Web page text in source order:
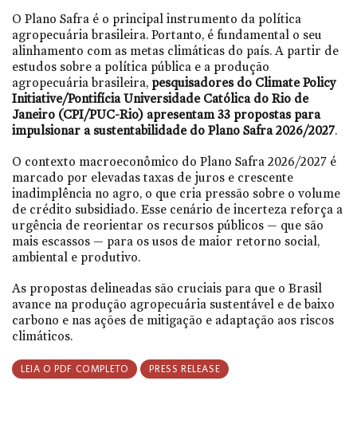
O Plano Safra é o principal instrumento da política
agropecuária brasileira. Portanto, é fundamental o seu
alinhamento com as metas climáticas do país. A partir de
estudos sobre a política pública e a produção
agropecuária brasileira, pesquisadores do Climate Policy
Initiative/Pontifícia Universidade Católica do Rio de
Janeiro (CPI/PUC-Rio) apresentam 33 propostas para
impulsionar a sustentabilidade do Plano Safra 2026/2027.
O contexto macroeconômico do Plano Safra 2026/2027 é
marcado por elevadas taxas de juros e crescente
inadimplência no agro, o que cria pressão sobre o volume
de crédito subsidiado. Esse cenário de incerteza reforça a
urgência de reorientar os recursos públicos — que são
mais escassos — para os usos de maior retorno social,
ambiental e produtivo.
As propostas delineadas são cruciais para que o Brasil
avance na produção agropecuária sustentável e de baixo
carbono e nas ações de mitigação e adaptação aos riscos
climáticos.
LEIA O PDF COMPLETO PRESS RELEASE